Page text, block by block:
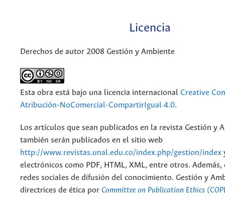
Licencia
Derechos de autor 2008 Gestión y Ambiente
Esta obra está bajo una licencia internacional Creative
Atribución-NoComercial-CompartirIgual 4.0.
Los artículos que sean publicados en la revista Gestión y
también serán publicados en el sitio web
http://www.revistas.unal.edu.co/index.php/gestion/index
electrónicos como PDF, HTML, XML, entre otros.
redes sociales de difusión del conocimiento. Gestión y
directrices de ética por Committee on Publication Ethics